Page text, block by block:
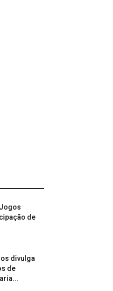
de
divulga
de